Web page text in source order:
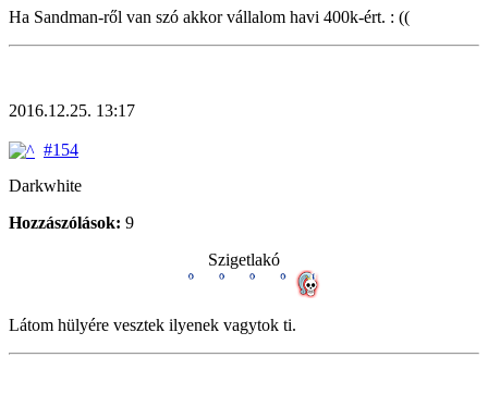
Ha Sandman-ről van szó akkor vállalom havi 400k-ért. : ((
2016.12.25. 13:17
#154
Darkwhite
Hozzászólások: 9
Szigetlakó
Látom hülyére vesztek ilyenek vagytok ti.